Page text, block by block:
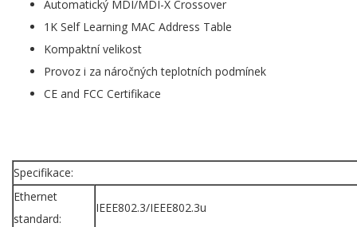
Automatický MDI/MDI-X Crossover
1K Self Learning MAC Address Table
Kompaktní velikost
Provoz i za náročných teplotních podmínek
CE and FCC Certifikace
Specifikace:
Ethernet
standard:
IEEE802.3/IEEE802.3u